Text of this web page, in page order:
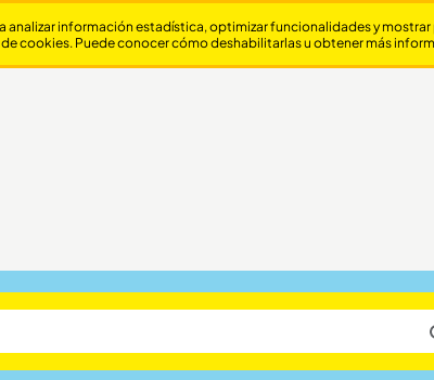
información estadística, optimizar funcionalidades y
cookies. Puede conocer cómo deshabilitarlas u obtener más